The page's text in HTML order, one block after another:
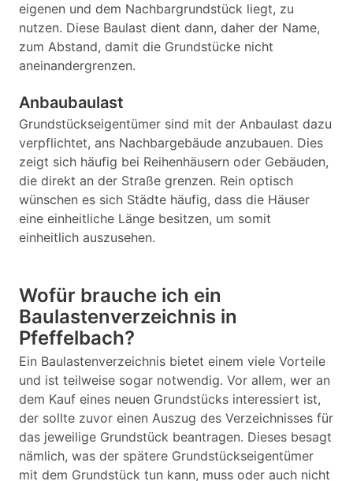
eigenen und dem Nachbargrundstück liegt, zu
nutzen. Diese Baulast dient dann, daher der Name,
zum Abstand, damit die Grundstücke nicht
aneinandergrenzen.
Anbaubaulast
Grundstückseigentümer sind mit der Anbaulast dazu
verpflichtet, ans Nachbargebäude anzubauen. Dies
zeigt sich häufig bei Reihenhäusern oder Gebäuden,
die direkt an der Straße grenzen. Rein optisch
wünschen es sich Städte häufig, dass die Häuser
eine einheitliche Länge besitzen, um somit
einheitlich auszusehen.
Wofür brauche ich ein
Baulastenverzeichnis in
Pfeffelbach?
Ein Baulastenverzeichnis bietet einem viele Vorteile
und ist teilweise sogar notwendig. Vor allem, wer an
dem Kauf eines neuen Grundstücks interessiert ist,
der sollte zuvor einen Auszug des Verzeichnisses für
das jeweilige Grundstück beantragen. Dieses besagt
nämlich, was der spätere Grundstückseigentümer
mit dem Grundstück tun kann, muss oder auch nicht